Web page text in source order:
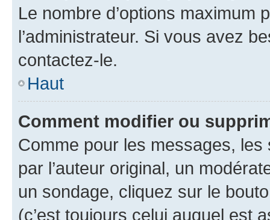
Le nombre d’options maximum
l’administrateur. Si vous avez
contactez-le.
Haut
Comment modifier ou
Comme pour les messages,
par l’auteur original, un
un sondage, cliquez sur le
(c’est toujours celui auquel est